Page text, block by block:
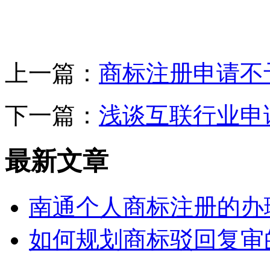
上一篇： 商标注册申请
下一篇： 浅谈互联行业
最新文章
南通个人商标注册的
如何规划商标驳回复